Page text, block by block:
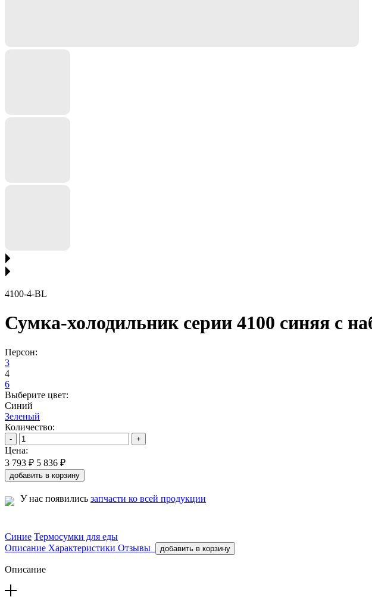
4100-4-BL
Сумка-холодильник серии 4100 синяя с
Персон:
3
4
6
Выберите цвет:
Синий
Зеленый
Количество:
- +
Цена:
3 793 ₽ 5 836 ₽
добавить в корзину
У нас появились запчасти ко всей продукции
Синие Термосумки для еды
Описание Характеристики Отзывы добавить в корзину
Описание